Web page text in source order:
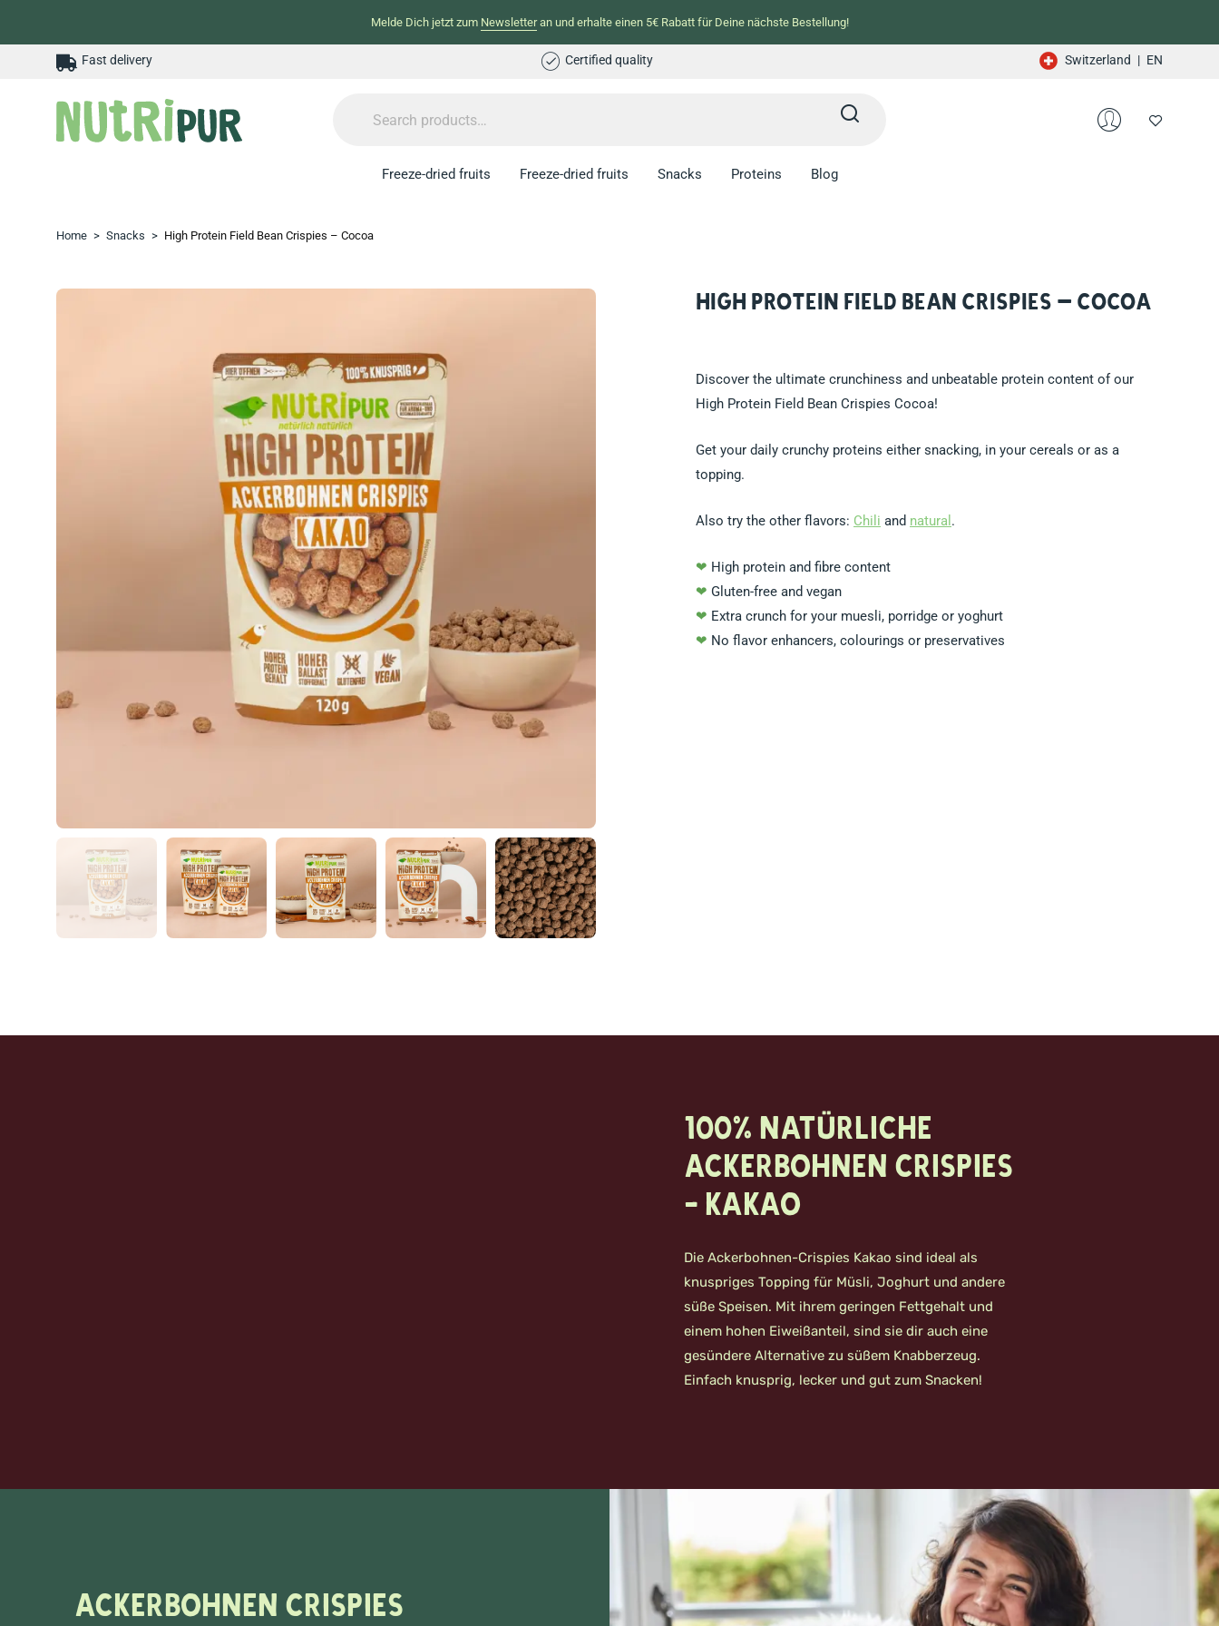
Melde Dich jetzt zum Newsletteran und erhalte einen 5€ Rabatt für Deine nächste Bestellung!
Fast delivery Certified quality Switzerland | EN
Freeze-dried fruits Freeze-dried fruits Snacks Proteins Blog
Home > Snacks > High Protein Field Bean Crispies – Cocoa
High Protein Field Bean Crispies – Cocoa
Discover the ultimate crunchiness and unbeatable protein content of our
High Protein Field Bean Crispies Cocoa!
Get your daily crunchy proteins either snacking, in your cereals or as a
topping.
Also try the other flavors: Chili and natural .
❤ High protein and fibre content
❤ Gluten-free and vegan
❤ Extra crunch for your muesli, porridge or yoghurt
❤ No flavor enhancers, colourings or preservatives
100% natürliche
Ackerbohnen crispies
- Kakao
Die Ackerbohnen-Crispies Kakao sind ideal als
knuspriges Topping für Müsli, Joghurt und andere
süße Speisen. Mit ihrem geringen Fettgehalt und
einem hohen Eiweißanteil, sind sie dir auch eine
gesündere Alternative zu süßem Knabberzeug.
Einfach knusprig, lecker und gut zum Snacken!
Ackerbohnen Crispies